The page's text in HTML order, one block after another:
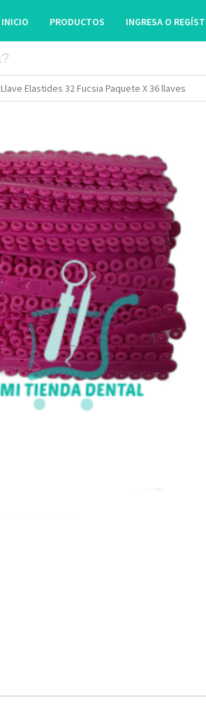
INICIO PRODUCTOS INGRESA O
Llave Elastides 32 Fucsia Paquete X 36 llaves